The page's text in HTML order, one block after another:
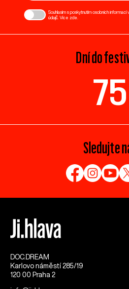
Souhlasím s poskytnutím osobních
údajů. Více zde
Dní do
75
Sledujte
DOC.DREAM​
Karlovo náměstí 285/19
120 00 Praha 2